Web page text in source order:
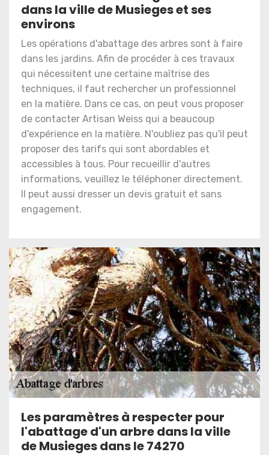
dans la ville de Musieges et ses
environs
Les opérations d'abattage des arbres sont à faire
dans les jardins. Afin de procéder à ces travaux
qui nécessitent une certaine maîtrise des
techniques, il faut rechercher un professionnel
en la matière. Dans ce cas, on peut vous proposer
de contacter Artisan Weiss qui a beaucoup
d'expérience en la matière. N'oubliez pas qu'il peut
proposer des tarifs qui sont abordables et
accessibles à tous. Pour recueillir d'autres
informations, veuillez le téléphoner directement.
Il peut aussi dresser un devis gratuit et sans
engagement.
Les paramètres à respecter pour
l'abattage d'un arbre dans la ville
de Musieges dans le 74270